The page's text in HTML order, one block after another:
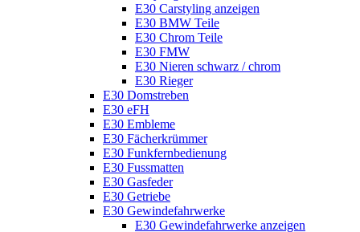
E30 Carstyling anzeigen
E30 BMW Teile
E30 Chrom Teile
E30 FMW
E30 Nieren schwarz / chrom
E30 Rieger
E30 Domstreben
E30 eFH
E30 Embleme
E30 Fächerkrümmer
E30 Funkfernbedienung
E30 Fussmatten
E30 Gasfeder
E30 Getriebe
E30 Gewindefahrwerke
E30 Gewindefahrwerke anzeigen